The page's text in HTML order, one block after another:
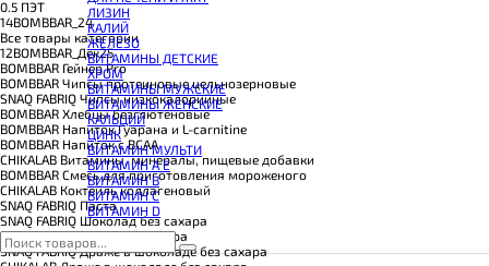
КРЕАТИН
ПОЛЕЗНЫЕ ЖИРЫ
ПРОТЕИН
ПРОТЕИНОВОЕ ПЕЧЕНЬЕ
ПРОТЕИНОВЫЕ БАТОНЧИКИ
ПРОТЕИНОВЫЕ КАШИ
ТЕСТОБУСТЕРЫ
ЦИТРУЛЛИН МАЛАТ
ПРЕДТРЕНИРОВОЧНЫЕ КОМПЛЕКСЫ
ЭНЕРГЕТИКИ И ЖИРОСЖИГАТЕЛИ#
ЛИЗИН
КАЛИЙ
ЖЕЛЕЗО
ВИТАМИНЫ ДЕТСКИЕ
ХРОМ
ВИТАМИНЫ МУЖСКИЕ
ВИТАМИНЫ ЖЕНСКИЕ
КАЛЬЦИЙ
ЦИНК
ВИТАМИН МУЛЬТИ
ВИТАМИН A E
ВИТАМИН B
ВИТАМИН C
ВИТАМИН D
0.5 ПЭТ
14BOMBBAR_24
Все товары категории
12BOMBBAR_Дек25
BOMBBAR Гейнер Pro
BOMBBAR Чипсы протеиновые цельнозерновые
SNAQ FABRIQ Чипсы низкокалорийные
BOMBBAR Хлебцы безглютеновые
BOMBBAR Напиток Гуарана и L-carnitine
BOMBBAR Напиток с BCAA
CHIKALAB Витамины, минералы, пищевые добавки
BOMBBAR Смесь для приготовления мороженого
CHIKALAB Коктейль коллагеновый
SNAQ FABRIQ Паста
SNAQ FABRIQ Шоколад без сахара
CHIKALAB Шоколад без сахара
SNAQ FABRIQ Драже в шоколаде без сахара